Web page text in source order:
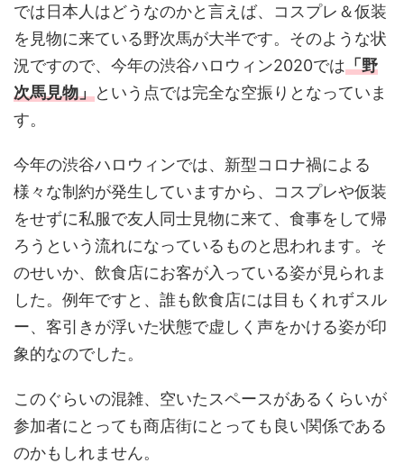
では日本人はどうなのかと言えば、コスプレ＆仮装
を見物に来ている野次馬が大半です。そのような状
況ですので、今年の渋谷ハロウィン2020では「野
次馬見物」という点では完全な空振りとなっていま
す。
今年の渋谷ハロウィンでは、新型コロナ禍による
様々な制約が発生していますから、コスプレや仮装
をせずに私服で友人同士見物に来て、食事をして帰
ろうという流れになっているものと思われます。そ
のせいか、飲食店にお客が入っている姿が見られま
した。例年ですと、誰も飲食店には目もくれずスル
ー、客引きが浮いた状態で虚しく声をかける姿が印
象的なのでした。
このぐらいの混雑、空いたスペースがあるくらいが
参加者にとっても商店街にとっても良い関係である
のかもしれません。